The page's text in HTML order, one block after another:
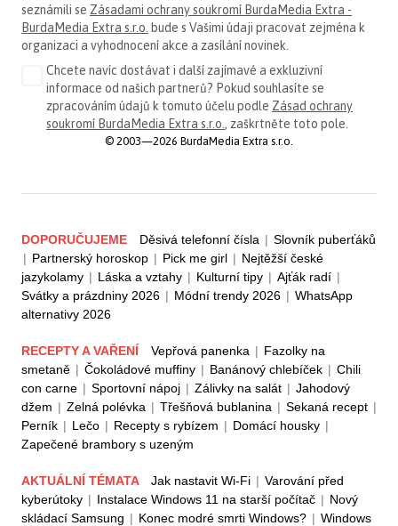
seznámili se Zásadami ochrany soukromí BurdaMedia Extra -
BurdaMedia Extra s.r.o. bude s Vašimi údaji pracovat zejména k
organizaci a vyhodnocení akce a zasílání novinek.
Chcete navíc dostávat i další zajímavé a exkluzivní
informace od našich partnerů? Pokud souhlasíte se
zpracováním údajů k tomuto účelu podle Zásad ochrany
soukromí BurdaMedia Extra s.r.o. , zaškrtněte toto pole.
© 2003—2026 BurdaMedia Extra s.r.o.
DOPORUČUJEME Děsivá telefonní čísla | Slovník puberťáků
| Partnerský horoskop | Pick me girl | Nejtěžší české
jazykolamy | Láska a vztahy | Kulturní tipy | Ajťák radí |
Svátky a prázdniny 2026 | Módní trendy 2026 | WhatsApp
alternativy 2026
RECEPTY A VAŘENÍ Vepřová panenka | Fazolky na
smetaně | Čokoládové muffiny | Banánový chlebíček | Chili
con carne | Sportovní nápoj | Zálivky na salát | Jahodový
džem | Zelná polévka | Třešňová bublanina | Sekaná recept |
Perník | Lečo | Recepty s rybízem | Domácí housky |
Zapečené brambory s uzeným
AKTUÁLNÍ TÉMATA Jak nastavit Wi-Fi | Varování před
kyberútoky | Instalace Windows 11 na starší počítač | Nový
skládací Samsung | Konec modré smrti Windows? | Windows